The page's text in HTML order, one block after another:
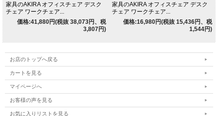
家具のAKIRA オフィスチェア デスク
チェア ワークチェア...
価格:41,880円(税抜 38,073円、税
3,807円)
家具のAKIRA オフィスチェア デスク
チェア ワークチェア...
価格:16,980円(税抜 15,436円、税
1,544円)
お店のトップへ戻る
カートを見る
マイページへ
お客様の声を見る
お気に入りリストを見る